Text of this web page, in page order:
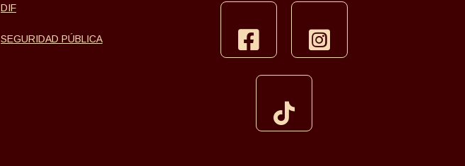
DIF
SEGURIDAD PÚBLICA facebookinstagram
tiktok